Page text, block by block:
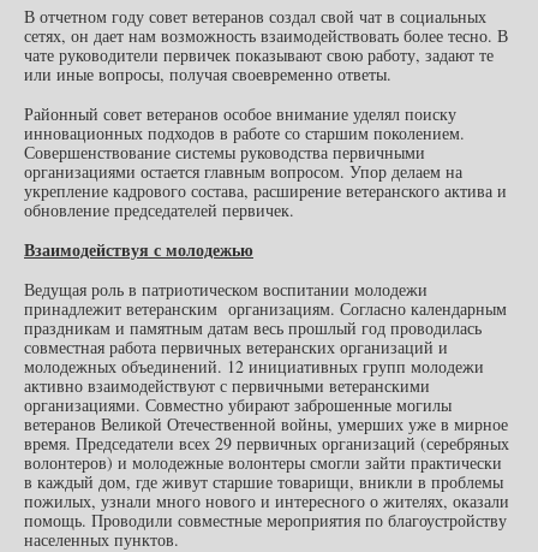
В отчетном году совет ветеранов создал свой чат в социальных
сетях, он дает нам возможность взаимодействовать более тесно. В
чате руководители первичек показывают свою работу, задают те
или иные вопросы, получая своевременно ответы.
Районный совет ветеранов особое внимание уделял поиску
инновационных подходов в работе со старшим поколением.
Совершенствование системы руководства первичными
организациями остается главным вопросом. Упор делаем на
укрепление кадрового состава, расширение ветеранского актива и
обновление председателей первичек.
Взаимодействуя с молодежью
Ведущая роль в патриотическом воспитании молодежи
принадлежит ветеранским организациям. Согласно календарным
праздникам и памятным датам весь прошлый год проводилась
совместная работа первичных ветеранских организаций и
молодежных объединений. 12 инициативных групп молодежи
активно взаимодействуют с первичными ветеранскими
организациями. Совместно убирают заброшенные могилы
ветеранов Великой Отечественной войны, умерших уже в мирное
время. Председатели всех 29 первичных организаций (серебряных
волонтеров) и молодежные волонтеры смогли зайти практически
в каждый дом, где живут старшие товарищи, вникли в проблемы
пожилых, узнали много нового и интересного о жителях, оказали
помощь. Проводили совместные мероприятия по благоустройству
населенных пунктов.